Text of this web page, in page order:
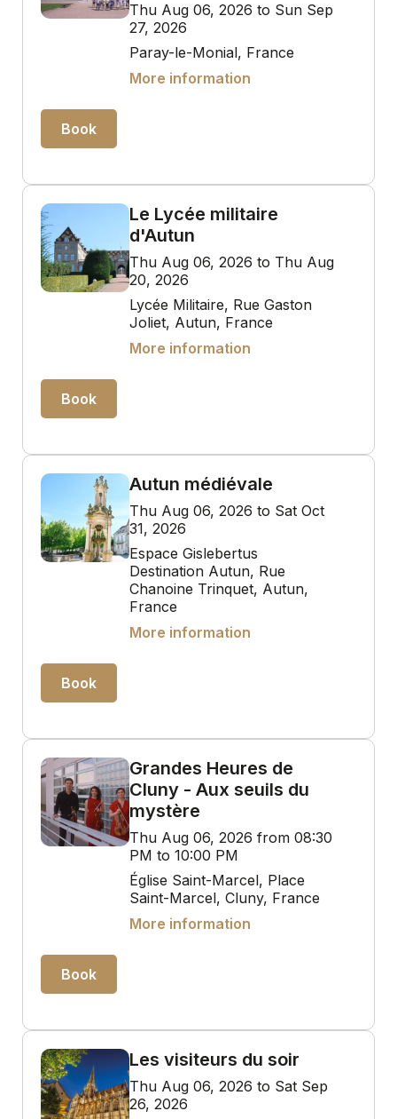
Thu Aug 06, 2026 to Sun Sep
27, 2026
Paray-le-Monial, France
More information
Book
Le Lycée militaire
d'Autun
Thu Aug 06, 2026 to Thu Aug
20, 2026
Lycée Militaire, Rue Gaston
Joliet, Autun, France
More information
Book
Autun médiévale
Thu Aug 06, 2026 to Sat Oct
31, 2026
Espace Gislebertus
Destination Autun, Rue
Chanoine Trinquet, Autun,
France
More information
Book
Grandes Heures de
Cluny - Aux seuils du
mystère
Thu Aug 06, 2026 from 08:30
PM to 10:00 PM
Église Saint-Marcel, Place
Saint-Marcel, Cluny, France
More information
Book
Les visiteurs du soir
Thu Aug 06, 2026 to Sat Sep
26, 2026